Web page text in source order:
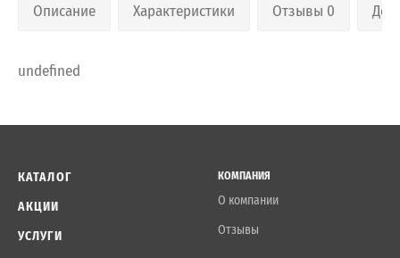
Описание Характеристики Отзывы 0
undefined
КАТАЛОГ
АКЦИИ
УСЛУГИ
КОМПАНИЯ
О компании
Отзывы